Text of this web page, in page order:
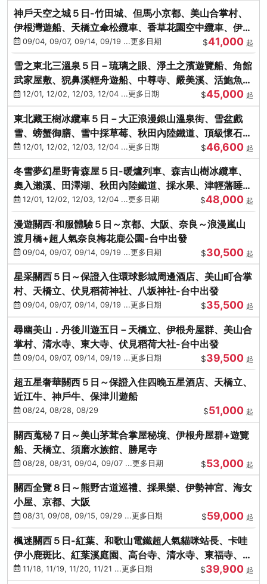
神戶天空之城５日-竹田城、但馬小京都、美山合掌村、
伊根灣遊船、天橋立傘松纜車、香草花園空中纜車、伊勢
龍蝦-台中出發
09/04, 09/07, 09/14, 09/19 ...更多日期 $41,000 起
雪之東北三溫泉５日－琉璃之眼、淨土之濱遊覽船、角館
武家屋敷、猊鼻溪輕舟遊船、中尊寺、嚴美溪、活鮑魚
燒、烤牡蠣、握壽司體驗
12/01, 12/02, 12/03, 12/04 ...更多日期 $45,000 起
東北藏王樹冰纜車５日－大正浪漫銀山溫泉街、雪盆戲
雪、螃蟹御膳、雪中採草莓、秋田內陸鐵道、頂級懷石料
理、松島遊船
12/01, 12/02, 12/03, 12/04 ...更多日期 $46,600 起
冬雪夢幻星野青森屋５日-暖爐列車、森吉山樹冰纜車、
奧入瀨溪、田澤湖、秋田內陸鐵道、採水果、津輕藩睡魔
村(不進免稅店)
12/01, 12/02, 12/03, 12/04 ...更多日期 $48,000 起
漫遊關西‧和服體驗５日～京都、大阪、奈良～浪漫嵐山
渡月橋+超人氣奈良梅花鹿公園-台中出發
09/04, 09/07, 09/14, 09/19 ...更多日期 $30,500 起
星采關西５日～保證入住環球影城周邊酒店、美山町合掌
村、天橋立、伏見稻荷神社、八坂神社-台中出發
09/04, 09/07, 09/14, 09/19 ...更多日期 $35,500 起
尋幽美山．丹後川遊五日－天橋立、伊根舟屋群、美山合
掌村、清水寺、東大寺、伏見稻荷大社-台中出發
09/04, 09/07, 09/14, 09/19 ...更多日期 $39,500 起
超五星奢華關西５日～保證入住四晚五星酒店、天橋立、
近江牛、神戶牛、保津川遊船
08/24, 08/28, 08/29 $51,000 起
關西蒐秘７日～美山茅茸合掌屋秘境、伊根舟屋群+遊覽
船、天橋立、須磨水族館、勝尾寺
08/28, 08/31, 09/04, 09/07 ...更多日期 $53,000 起
關西全覽８日～熊野古道巡禮、採果樂、伊勢神宮、海女
小屋、京都、大阪
08/31, 09/08, 09/15, 09/29 ...更多日期 $59,000 起
楓迷關西５日-紅葉、和歌山電鐵超人氣貓咪站長、卡哇
伊小鹿斑比、紅葉溪庭園、高台寺、清水寺、東福寺、伊
勢龍蝦+和牛
11/18, 11/19, 11/20, 11/21 ...更多日期 $39,900 起